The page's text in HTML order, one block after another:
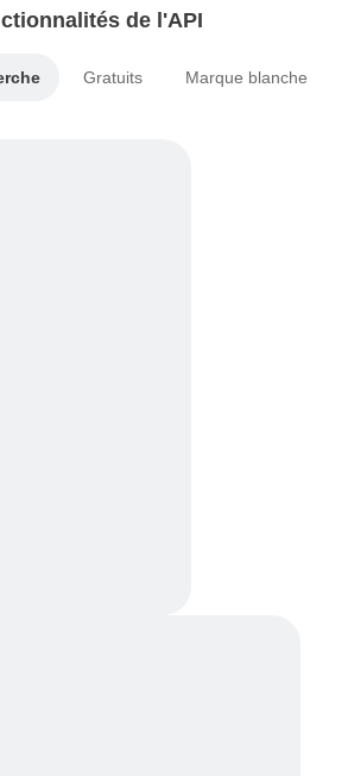
de l'API
Gratuits Marque blanche